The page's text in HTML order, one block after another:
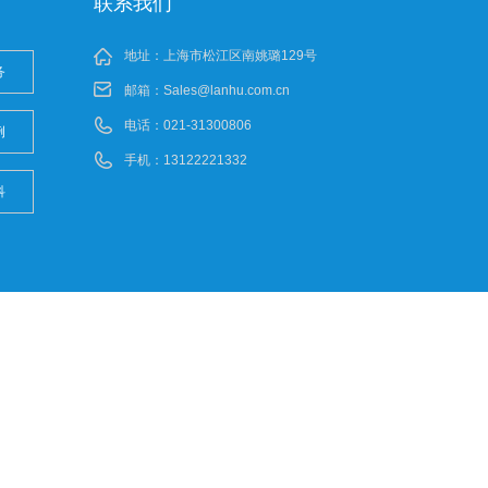
地址：上海市松江区南姚璐129号
邮箱： Sales@lanhu.com.cn
电话：021-31300806
手机：13122221332